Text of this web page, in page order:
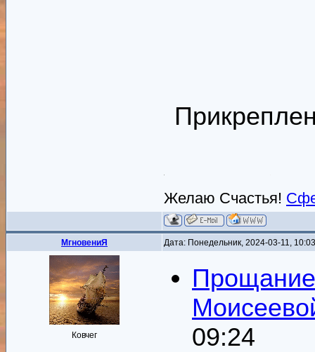
Желаю Счастья!
MгновениЯ Дата: Понедельник, 2024-03-11,
Ковчег
09:24